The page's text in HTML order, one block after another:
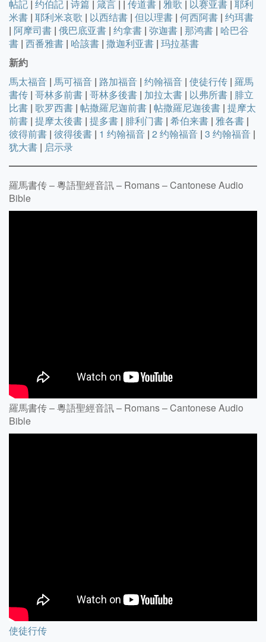
帖記 | 约伯記 | 诗篇 | 箴言 | | 传道書 | 雅歌 | 以赛亚書 | 耶利
米書 | 耶利米哀歌 | 以西结書 | 但以理書 | 何西阿書 | 约珥書
| 阿摩司書 | 俄巴底亚書 | 约拿書 | 弥迦書 | 那鸿書 | 哈巴谷
書 | 西番雅書 | 哈該書 | 撒迦利亚書 | 玛拉基書
新約
馬太福音 | 馬可福音 | 路加福音 | 约翰福音 | 使徒行传 | 羅馬
書传 | 哥林多前書 | 哥林多後書 | 加拉太書 | 以弗所書 | 腓立
比書 | 歌罗西書 | 帖撒羅尼迦前書 | 帖撒羅尼迦後書 | 提摩太
前書 | 提摩太後書 | 提多書 | 腓利门書 | 希伯来書 | 雅各書 |
彼得前書 | 彼得後書 | 1 约翰福音 | 2 约翰福音 | 3 约翰福音 |
犹大書 | 启示录
羅馬書传 – 粵語聖經音訊 – Romans – Cantonese Audio
Bible
羅馬書传 – 粵語聖經音訊 – Romans – Cantonese Audio
Bible
使徒行传